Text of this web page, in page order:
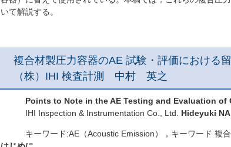
いて解説する。
複合材製圧力容器のAE 試験・評価における
（株）IHI 検査計測 中村 英之
Points to Note in the AE Testing and Evaluation of
IHI Inspection & Instrumentation Co., Ltd. Hideyuki
キーワード:AE（Acoustic Emission），キーワード 複